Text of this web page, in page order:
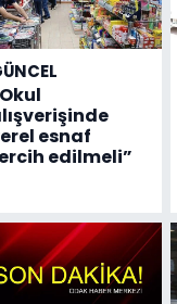
esnaf
edilmeli”